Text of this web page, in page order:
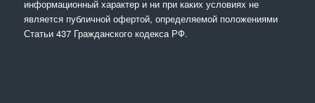
информационный характер и ни при каких условиях не
является публичной офертой, определяемой положениями
Статьи 437 Гражданского кодекса РФ.